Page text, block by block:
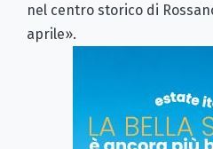
nel centro storico di
aprile».